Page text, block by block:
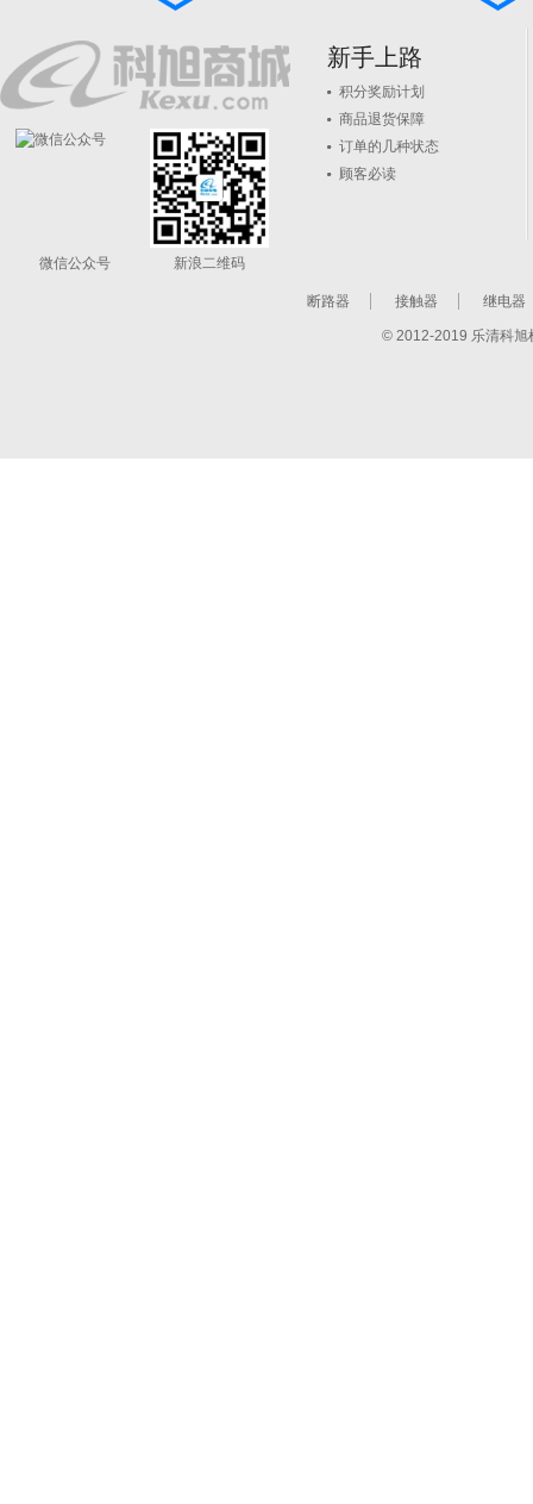
微信公众号 新浪二维码
新手上路
积分奖励计划
商品退货保障
订单的几种状态
顾客必读
断路器 接触器 继电器
© 2012-2019 乐清科旭